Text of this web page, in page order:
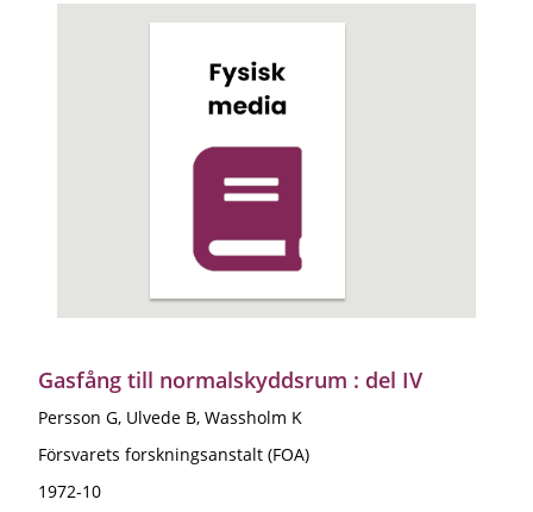
Gasfång till normalskyddsrum : del IV
Persson G, Ulvede B, Wassholm K
Försvarets forskningsanstalt (FOA)
1972-10